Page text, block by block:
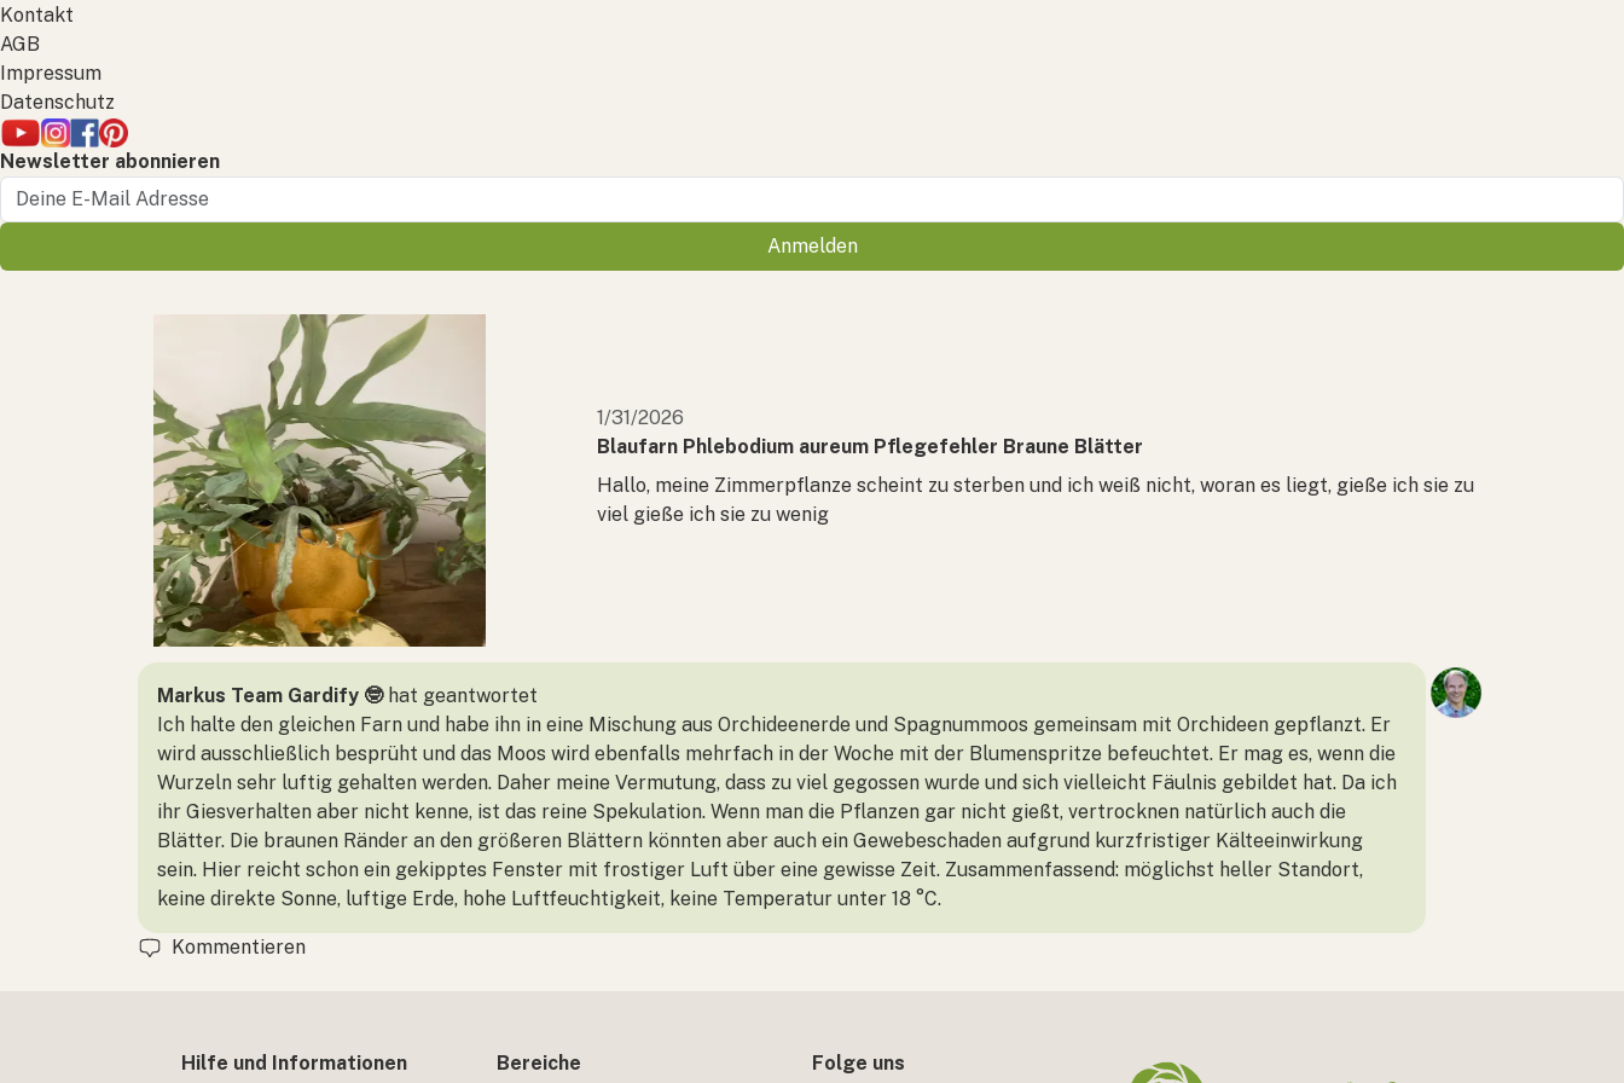
Kontakt
AGB
Impressum
Datenschutz
Newsletter abonnieren
Anmelden
1/31/2026
Blaufarn Phlebodium aureum Pflegefehler Braune Blätter
Hallo, meine Zimmerpflanze scheint zu sterben und ich weiß nicht, woran es liegt, gieße ich sie zu
viel gieße ich sie zu wenig
Markus Team Gardify 🤓hat geantwortet
Ich halte den gleichen Farn und habe ihn in eine Mischung aus Orchideenerde und Spagnummoos gemeinsam mit Orchideen gepflanzt. Er
wird ausschließlich besprüht und das Moos wird ebenfalls mehrfach in der Woche mit der Blumenspritze befeuchtet. Er mag es, wenn die
Wurzeln sehr luftig gehalten werden. Daher meine Vermutung, dass zu viel gegossen wurde und sich vielleicht Fäulnis gebildet hat. Da ich
ihr Giesverhalten aber nicht kenne, ist das reine Spekulation. Wenn man die Pflanzen gar nicht gießt, vertrocknen natürlich auch die
Blätter. Die braunen Ränder an den größeren Blättern könnten aber auch ein Gewebeschaden aufgrund kurzfristiger Kälteeinwirkung
sein. Hier reicht schon ein gekipptes Fenster mit frostiger Luft über eine gewisse Zeit. Zusammenfassend: möglichst heller Standort,
keine direkte Sonne, luftige Erde, hohe Luftfeuchtigkeit, keine Temperatur unter 18 °C.
Kommentieren
Hilfe und Informationen
Bereiche
Folge uns